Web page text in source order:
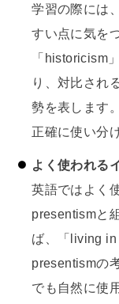
学習の際には
すい点に気を
「historicism
り、対比され
勢を表します
正確に使い分
よく使われる
英語ではよく
presentismと
ば、「living in
presentismの
でも自然に使